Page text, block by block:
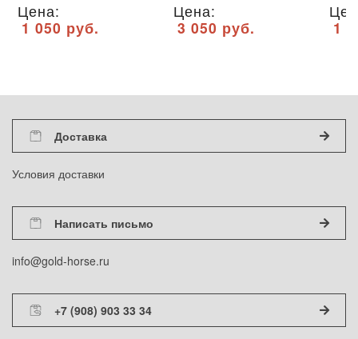
Цена:
1 050 руб.
Цена:
3 050 руб.
1
Доставка
Условия доставки
Написать письмо
info@gold-horse.ru
+7 (908) 903 33 34